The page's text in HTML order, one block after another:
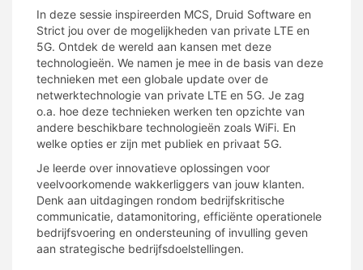
In deze sessie inspireerden MCS, Druid Software en
Strict jou over de mogelijkheden van private LTE en
5G. Ontdek de wereld aan kansen met deze
technologieën. We namen je mee in de basis van deze
technieken met een globale update over de
netwerktechnologie van private LTE en 5G. Je zag
o.a. hoe deze technieken werken ten opzichte van
andere beschikbare technologieën zoals WiFi. En
welke opties er zijn met publiek en privaat 5G.
Je leerde over innovatieve oplossingen voor
veelvoorkomende wakkerliggers van jouw klanten.
Denk aan uitdagingen rondom bedrijfskritische
communicatie, datamonitoring, efficiënte operationele
bedrijfsvoering en ondersteuning of invulling geven
aan strategische bedrijfsdoelstellingen.